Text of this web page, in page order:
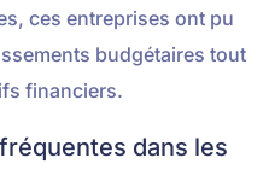
ces entreprises ont pu
budgétaires tout
financiers.
dans les